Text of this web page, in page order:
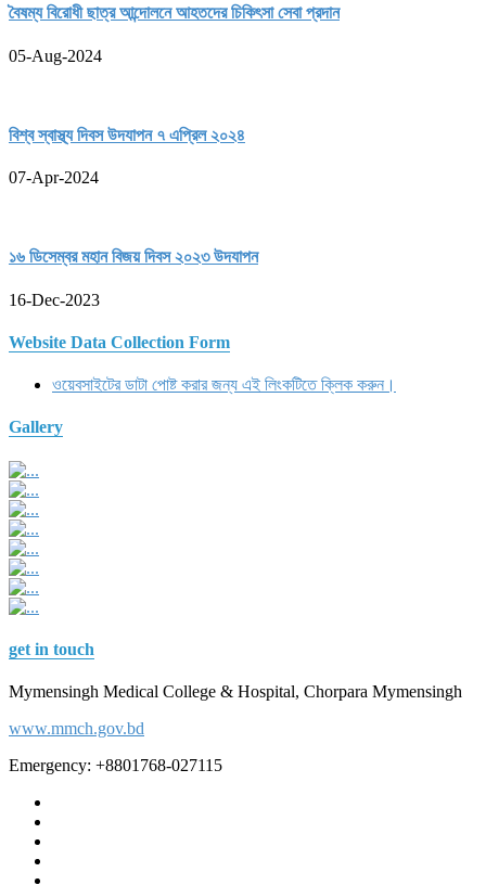
বৈষম্য বিরোধী ছাত্র আন্দোলনে আহতদের চিকিৎসা সেবা প্রদান
05-Aug-2024
বিশ্ব স্বাস্থ্য দিবস উদযাপন ৭ এপ্রিল ২০২৪
07-Apr-2024
১৬ ডিসেম্বর মহান বিজয় দিবস ২০২৩ উদযাপন
16-Dec-2023
Website Data Collection Form
ওয়েবসাইটের ডাটা পোষ্ট করার জন্য এই লিংকটিতে ক্লিক করুন।
Gallery
get in touch
Mymensingh Medical College & Hospital, Chorpara Mymensingh
www.mmch.gov.bd
Emergency: +8801768-027115